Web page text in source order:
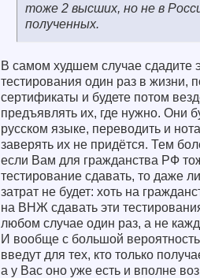
тоже 2 высших, но не в
полученных.
В самом худшем случае сдадите
тестирования один раз в жизни,
сертификаты и будете потом
предъявлять их, где нужно. Они
русском языке, переводить и
заверять их не придётся. Тем
если Вам для гражданства РФ
тестирование сдавать, то даже
затрат не будет: хоть на
на ВНЖ сдавать эти
любом случае один раз, а не
И вообще с большой
введут для тех, кто только
а у Вас оно уже есть и вполне